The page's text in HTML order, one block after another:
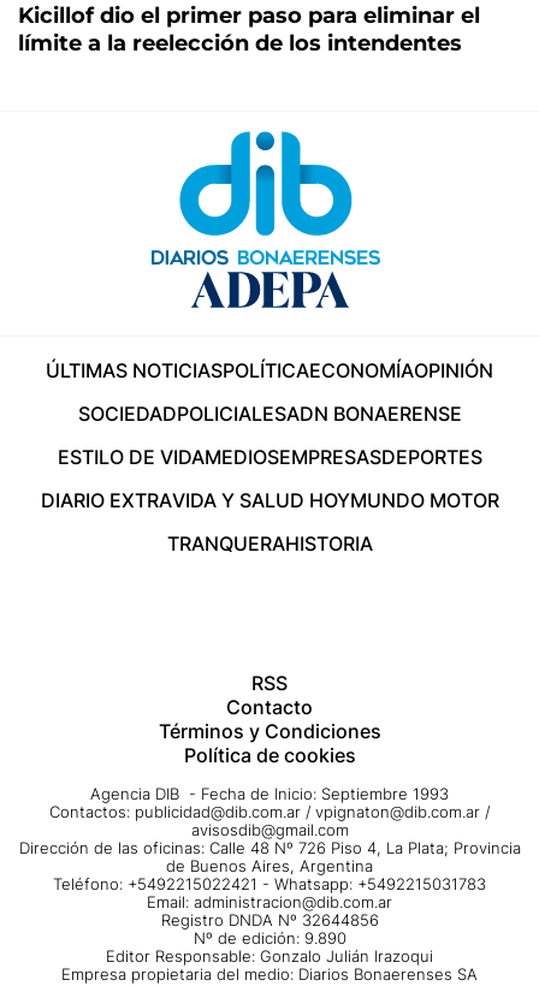
Kicillof dio el primer paso para eliminar el
límite a la reelección de los intendentes
ÚLTIMAS NOTICIASPOLÍTICAECONOMÍAOPINIÓN
SOCIEDADPOLICIALESADN BONAERENSE
ESTILO DE VIDAMEDIOSEMPRESASDEPORTES
DIARIO EXTRAVIDA Y SALUD HOYMUNDO MOTOR
TRANQUERAHISTORIA
RSS
Contacto
Términos y Condiciones
Política de cookies
Agencia DIB - Fecha de Inicio: Septiembre 1993
Contactos: publicidad@dib.com.ar / vpignaton@dib.com.ar /
avisosdib@gmail.com
Dirección de las oficinas: Calle 48 Nº 726 Piso 4, La Plata; Provincia
de Buenos Aires, Argentina
Teléfono: +5492215022421 - Whatsapp: +5492215031783
Email: administracion@dib.com.ar
Registro DNDA Nº 32644856
Nº de edición: 9.890
Editor Responsable: Gonzalo Julián Irazoqui
Empresa propietaria del medio: Diarios Bonaerenses SA